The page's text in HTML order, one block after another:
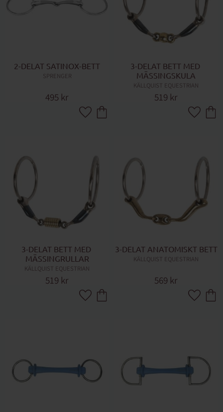
2-DELAT SATINOX-BETT
SPRENGER
495 kr
Lägg till i favoriter
3-DELAT BETT MED
MÄSSINGSKULA
KÄLLQUIST EQUESTRIAN
519 kr
Lägg till
3-DELAT BETT MED
MÄSSINGRULLAR
KÄLLQUIST EQUESTRIAN
519 kr
Lägg till i favoriter
3-DELAT ANATOMISKT BETT
KÄLLQUIST EQUESTRIAN
569 kr
Lägg till